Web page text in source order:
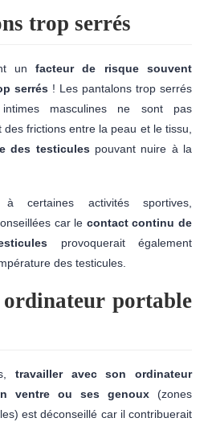
trop serrés
unfacteur de risque souvent
serrés ! Les pantalons trop serrés
masculines ne sont pas
frictions entre la peau et le tissu,
des testicules pouvant nuire à la
certaines activités sportives,
car le contact continu de
provoquerait également
des testicules.
portable
travailler avec son ordinateur
ventre ou ses genoux (zones
est déconseillé car il contribuerait